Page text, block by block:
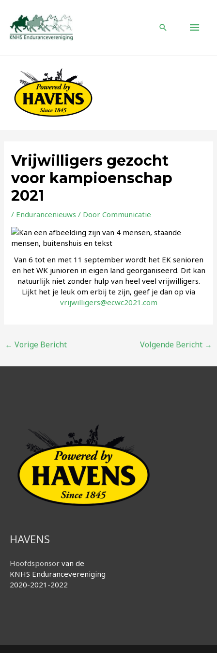
inhoud
Zoeken
Vrijwilligers gezocht
voor kampioenschap
2021
/ Endurancenieuws / DoorCommunicatie
Van 6 tot en met 11 september wordt het EK senioren
en het WK junioren in eigen land georganiseerd. Dit kan
natuurlijk niet zonder hulp van heel veel vrijwilligers.
Lijkt het je leuk om erbij te zijn, geef je dan op via
vrijwilligers@ecwc2021.com
Bericht
navigatie
← Vorige Bericht Volgende Bericht →
HAVENS
Hoofdsponsor van de
KNHS Endurancevereniging
2020-2021-2022